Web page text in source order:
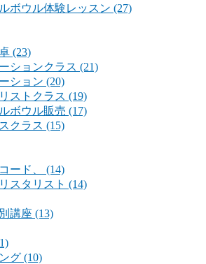
ボウル体験レッスン (27)
(23)
ションクラス (21)
ション (20)
ストクラス (19)
ボウル販売 (17)
クラス (15)
ード、 (14)
スタリスト (14)
講座 (13)
グ (10)